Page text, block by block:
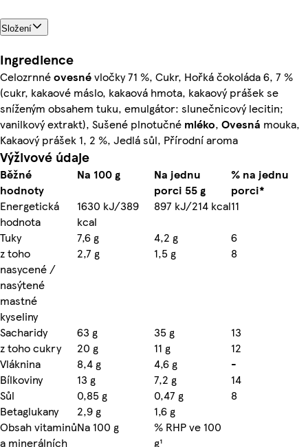
Složení
Ingredience
Celozrnnéovesnévločky 71 %, Cukr, Hořká čokoláda 6, 7 %
(cukr, kakaové máslo, kakaová hmota, kakaový prášek se
sníženým obsahem tuku, emulgátor: slunečnicový lecitin;
vanilkový extrakt), Sušené plnotučné mléko, Ovesná mouka,
Kakaový prášek 1, 2 %, Jedlá sůl, Přírodní aroma
Výživové údaje
Běžné
hodnoty
Na 100 g
Na jednu
porci 55 g
% na jednu
porci*
Energetická
hodnota
1630 kJ/389
kcal
897 kJ/214 kcal11
Tuky
7,6 g 4,2 g
6
z toho
nasycené /
nasýtené
mastné
kyseliny
2,7 g 1,5 g 8
Sacharidy 63 g 35 g
13
z toho cukry
20 g 11 g
12
Vláknina
8,4 g 4,6 g
-
Bílkoviny
13 g 7,2 g
14
Sůl
0,85 g 0,47 g
8
Betaglukany
2,9 g
1,6 g
Obsah vitaminů
a minerálních
Na 100 g
% RHP ve 100
g¹